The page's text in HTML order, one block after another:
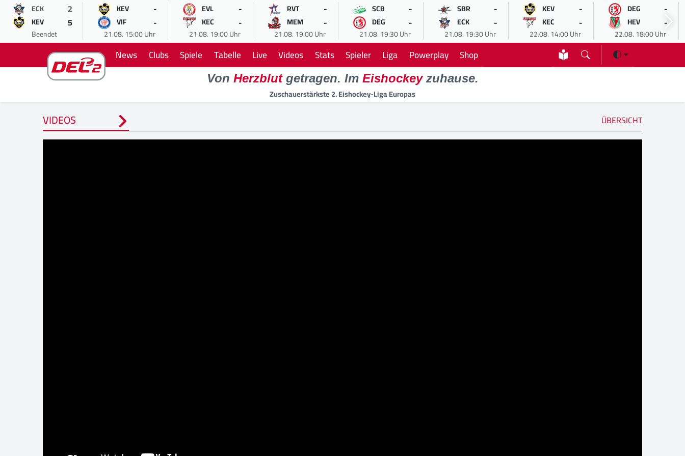
ECK 2
KEV 5
Beendet
KEV -
VIF -
21.08. 15:00 Uhr
EVL -
KEC -
21.08. 19:00 Uhr
RVT -
MEM -
21.08. 19:00 Uhr
SCB -
DEG -
21.08. 19:30 Uhr
SBR -
ECK -
21.08. 19:30 Uhr
KEV -
KEC -
22.08. 14:00 Uhr
DEG -
HEV -
22.08. 18:00 Uhr
News Clubs Spiele Tabelle Live Videos Stats Spieler Liga Powerplay Shop
Von Herzblutgetragen. Im Eishockeyzuhause.
Zuschauerstärkste 2. Eishockey-Liga Europas
VIDEOS ÜBERSICHT